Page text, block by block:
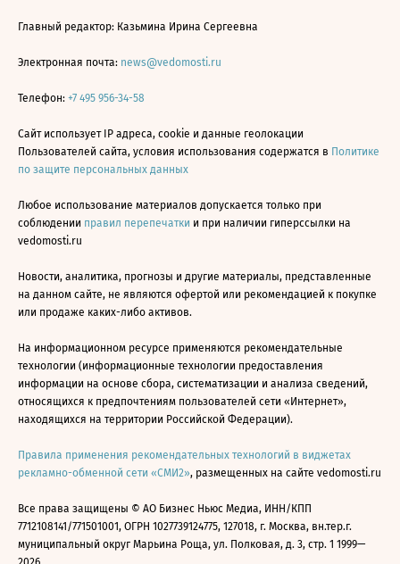
Главный редактор: Казьмина Ирина Сергеевна
Электронная почта: news@vedomosti.ru
Телефон: +7 495 956-34-58
Сайт использует IP адреса, cookie и данные геолокации
Пользователей сайта, условия использования содержатся в Политике
по защите персональных данных
Любое использование материалов допускается только при
соблюдении правил перепечатки и при наличии гиперссылки на
vedomosti.ru
Новости, аналитика, прогнозы и другие материалы, представленные
на данном сайте, не являются офертой или рекомендацией к покупке
или продаже каких-либо активов.
На информационном ресурсе применяются рекомендательные
технологии (информационные технологии предоставления
информации на основе сбора, систематизации и анализа сведений,
относящихся к предпочтениям пользователей сети «Интернет»,
находящихся на территории Российской Федерации).
Правила применения рекомендательных технологий в виджетах
рекламно-обменной сети «СМИ2», размещенных на сайте vedomosti.ru
Все права защищены © АО Бизнес Ньюс Медиа, ИНН/КПП
7712108141/771501001, ОГРН 1027739124775, 127018, г. Москва, вн.тер.г.
муниципальный округ Марьина Роща, ул. Полковая, д. 3, стр. 1 1999—